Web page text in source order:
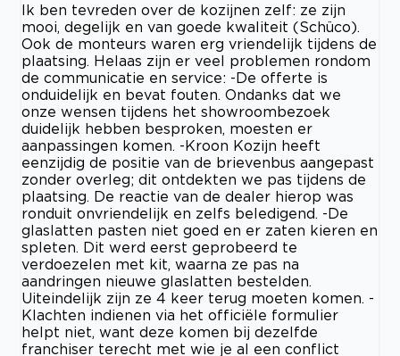
Ik ben tevreden over de kozijnen zelf: ze zijn
mooi, degelijk en van goede kwaliteit (Schüco).
Ook de monteurs waren erg vriendelijk tijdens de
plaatsing. Helaas zijn er veel problemen rondom
de communicatie en service: -De offerte is
onduidelijk en bevat fouten. Ondanks dat we
onze wensen tijdens het showroombezoek
duidelijk hebben besproken, moesten er
aanpassingen komen. -Kroon Kozijn heeft
eenzijdig de positie van de brievenbus aangepast
zonder overleg; dit ontdekten we pas tijdens de
plaatsing. De reactie van de dealer hierop was
ronduit onvriendelijk en zelfs beledigend. -De
glaslatten pasten niet goed en er zaten kieren en
spleten. Dit werd eerst geprobeerd te
verdoezelen met kit, waarna ze pas na
aandringen nieuwe glaslatten bestelden.
Uiteindelijk zijn ze 4 keer terug moeten komen. -
Klachten indienen via het officiële formulier
helpt niet, want deze komen bij dezelfde
franchiser terecht met wie je al een conflict